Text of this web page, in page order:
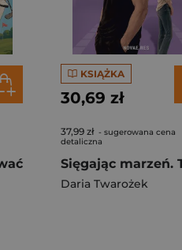
KSIĄŻKA
30,69 zł
37,99 zł - sugerowana cena
detaliczna
Daria Twarożek